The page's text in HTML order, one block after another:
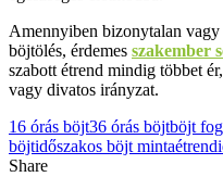
Amennyiben bizonytalan vagy
böjtölés, érdemes szakember
szabott étrend mindig többet
vagy divatos irányzat.
16 órás böjt36 órás böjtböjt
böjtidőszakos böjt mintaétrend
Share